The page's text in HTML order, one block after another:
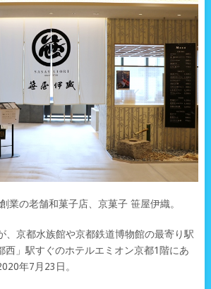
業の老舗和菓子店、京菓子 笹屋伊織。
、京都水族館や京都鉄道博物館の最寄り駅
西」駅すぐのホテルエミオン京都1階にあ
年7月23日。